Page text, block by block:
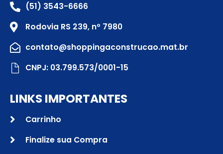
(51) 3543-6666
Rodovia RS 239, nº 7980
contato@shoppingaconstrucao.mat.br
CNPJ: 03.799.573/0001-15
LINKS IMPORTANTES
Carrinho
Finalize sua Compra